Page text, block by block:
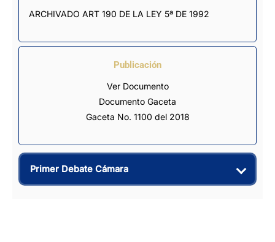
ARCHIVADO ART 190 DE LA LEY 5ª DE 1992
Publicación
Ver Documento
Documento Gaceta
Gaceta No. 1100 del 2018
Primer Debate Cámara